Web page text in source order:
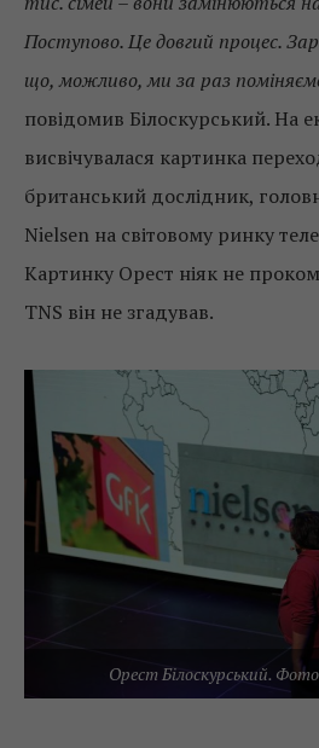
Поступово. Це довгий процес.
що, можливо, ми за раз
повідомив Білоскурський. На
висвічувалася картинка
британський дослідник,
Nielsen на світовому ринку
Картинку Орест ніяк не
TNS він не згадував.
Орест Білоскурський.